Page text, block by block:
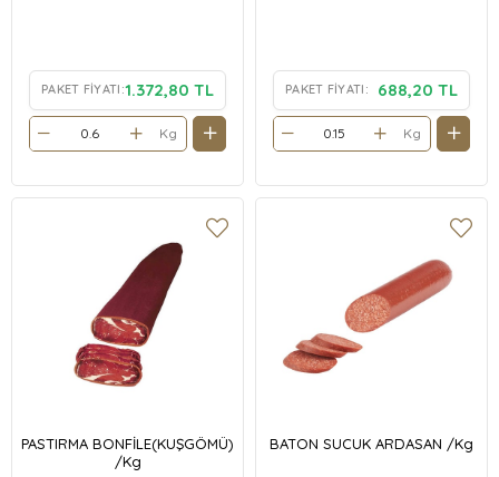
PAKET FIYATI:1.372,80 TL
Kg
PAKET FIYATI: 688,20 TL
Kg
PASTIRMA BONFİLE(KUŞGÖMÜ)
/Kg
BATON SUCUK ARDASAN /Kg